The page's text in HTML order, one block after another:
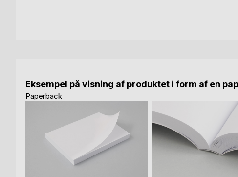
Eksempel på visning af produktet i form af en
Paperback